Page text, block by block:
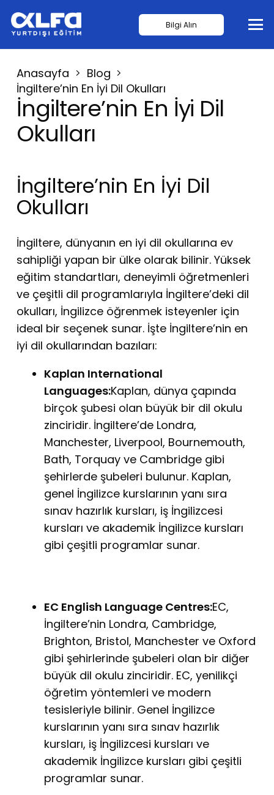
Bilgi Alın
Anasayfa
Blog
İngiltere’nin En İyi Dil Okulları
İngiltere’nin En İyi Dil
Okulları
İngiltere’nin En İyi Dil
Okulları
İngiltere, dünyanın en iyi dil okullarına ev
sahipliği yapan bir ülke olarak bilinir. Yüksek
eğitim standartları, deneyimli öğretmenleri
ve çeşitli dil programlarıyla İngiltere’deki dil
okulları, İngilizce öğrenmek isteyenler için
ideal bir seçenek sunar. İşte İngiltere’nin en
iyi dil okullarından bazıları:
Kaplan International
Languages:Kaplan, dünya çapında
birçok şubesi olan büyük bir dil okulu
zinciridir. İngiltere’de Londra,
Manchester, Liverpool, Bournemouth,
Bath, Torquay ve Cambridge gibi
şehirlerde şubeleri bulunur. Kaplan,
genel İngilizce kurslarının yanı sıra
sınav hazırlık kursları, iş İngilizcesi
kursları ve akademik İngilizce kursları
gibi çeşitli programlar sunar.
EC English Language Centres:EC,
İngiltere’nin Londra, Cambridge,
Brighton, Bristol, Manchester ve Oxford
gibi şehirlerinde şubeleri olan bir diğer
büyük dil okulu zinciridir. EC, yenilikçi
öğretim yöntemleri ve modern
tesisleriyle bilinir. Genel İngilizce
kurslarının yanı sıra sınav hazırlık
kursları, iş İngilizcesi kursları ve
akademik İngilizce kursları gibi çeşitli
programlar sunar.